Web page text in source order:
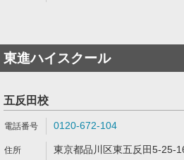
東進ハイスクール
五反田校
0120-672-104
東京都品川区東五反田5-25-